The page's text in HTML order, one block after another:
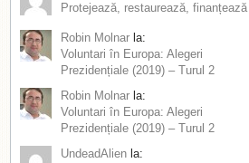
Protejează, restaurează, finanțează
Robin Molnar la:
Voluntari în Europa: Alegeri
Prezidențiale (2019) – Turul 2
Robin Molnar la:
Voluntari în Europa: Alegeri
Prezidențiale (2019) – Turul 2
UndeadAlien la: